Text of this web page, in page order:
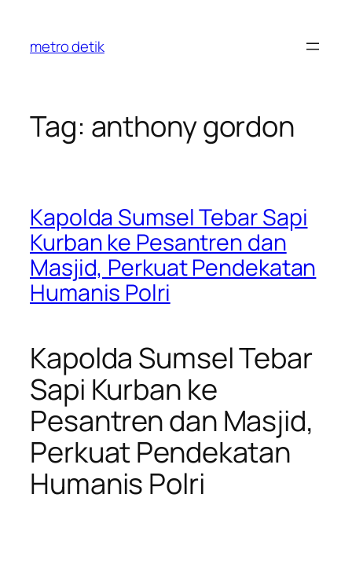
content
metro detik
Tag: anthony gordon
Kapolda Sumsel Tebar Sapi
Kurban ke Pesantren dan
Masjid, Perkuat Pendekatan
Humanis Polri
Kapolda Sumsel Tebar
Sapi Kurban ke
Pesantren dan Masjid,
Perkuat Pendekatan
Humanis Polri